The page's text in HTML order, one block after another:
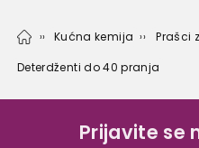
Kućna kemija
Prašci
Deterdženti do 40 pranja
Prijavite se